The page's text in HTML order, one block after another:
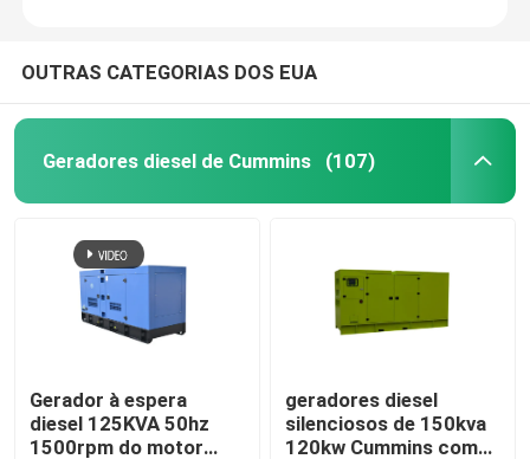
Casa
Vídeos
OUTRAS CATEGORIAS DOS EUA
Geradores diesel de Cummins (107)
Gerador à espera
diesel 125KVA 50hz
1500rpm do motor
geradores diesel
silenciosos de 150kva
120kw Cummins com